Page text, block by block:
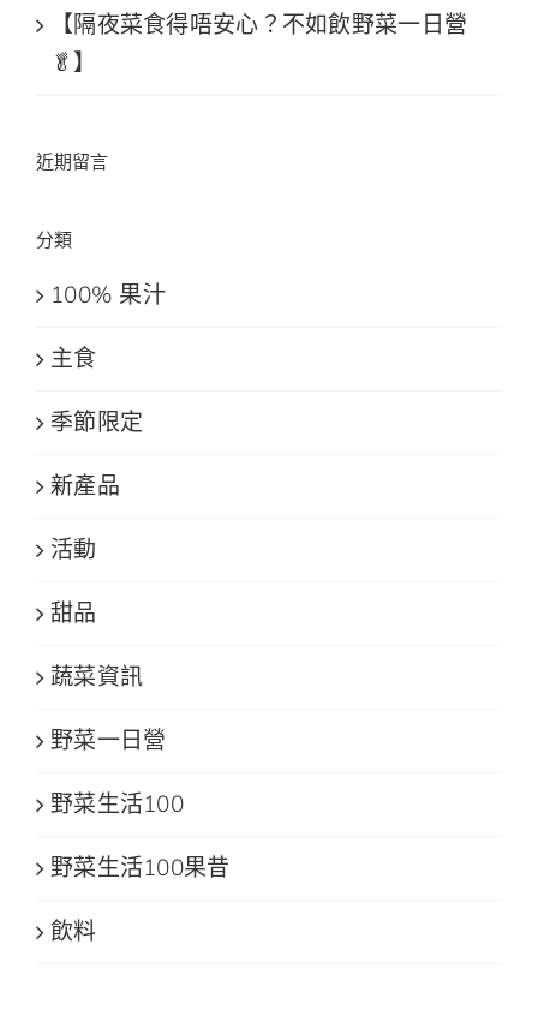
【隔夜菜食得唔安心？不如飲野菜一日營
🥬】
近期留言
分類
100% 果汁
主食
季節限定
新產品
活動
甜品
蔬菜資訊
野菜一日營
野菜生活100
野菜生活100果昔
飲料